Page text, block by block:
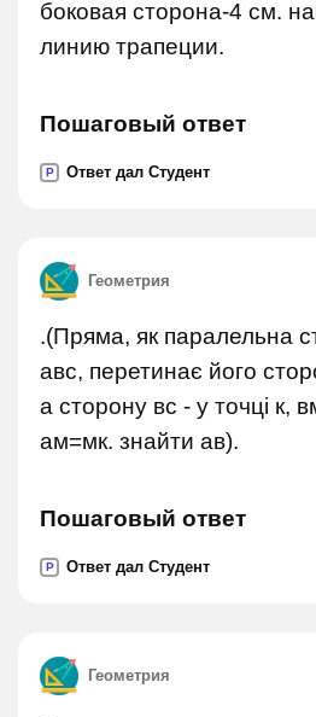
боковая сторона-4 см.
линию трапеции.
Пошаговый ответ
P Ответ дал Студент
Геометрия
.(Пряма, як паралельна
авс, перетинає його
а сторону вс - у точці к,
ам=мк. знайти ав).
Пошаговый ответ
P Ответ дал Студент
Геометрия